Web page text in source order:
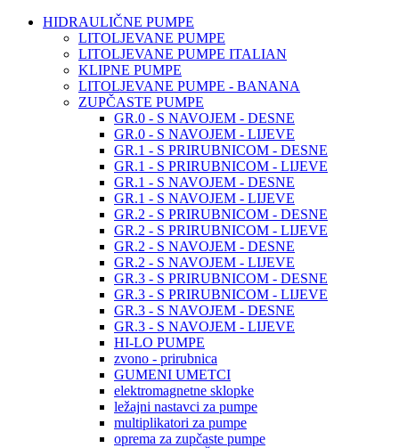
HIDRAULIČNE PUMPE
LITOLJEVANE PUMPE
LITOLJEVANE PUMPE ITALIAN
KLIPNE PUMPE
LITOLJEVANE PUMPE - BANANA
ZUPČASTE PUMPE
GR.0 - S NAVOJEM - DESNE
GR.0 - S NAVOJEM - LIJEVE
GR.1 - S PRIRUBNICOM - DESNE
GR.1 - S PRIRUBNICOM - LIJEVE
GR.1 - S NAVOJEM - DESNE
GR.1 - S NAVOJEM - LIJEVE
GR.2 - S PRIRUBNICOM - DESNE
GR.2 - S PRIRUBNICOM - LIJEVE
GR.2 - S NAVOJEM - DESNE
GR.2 - S NAVOJEM - LIJEVE
GR.3 - S PRIRUBNICOM - DESNE
GR.3 - S PRIRUBNICOM - LIJEVE
GR.3 - S NAVOJEM - DESNE
GR.3 - S NAVOJEM - LIJEVE
HI-LO PUMPE
zvono - prirubnica
GUMENI UMETCI
elektromagnetne sklopke
ležajni nastavci za pumpe
multiplikatori za pumpe
oprema za zupčaste pumpe